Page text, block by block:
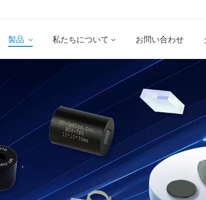
製品 私たちについて お問い合わせ